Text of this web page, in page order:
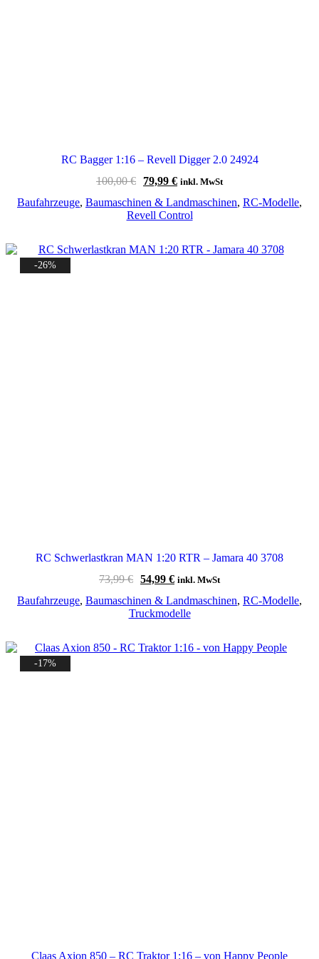
RC Bagger 1:16 – Revell Digger 2.0 24924
100,00€
Ursprünglicher
war:
100,00 €
79,99 €Aktueller
ist:
79,99 €.
inkl. MwSt
Baufahrzeuge, Baumaschinen & Landmaschinen, RC-Modelle,
Revell Control
-26%
RC Schwerlastkran MAN 1:20 RTR – Jamara 40 3708
73,99€ Ursprünglicher
war:
73,99 €
54,99 €Aktueller
ist:
54,99 €.
inkl. MwSt
Baufahrzeuge, Baumaschinen & Landmaschinen, RC-Modelle,
Truckmodelle
-17%
Claas Axion 850 – RC Traktor 1:16 – von Happy People